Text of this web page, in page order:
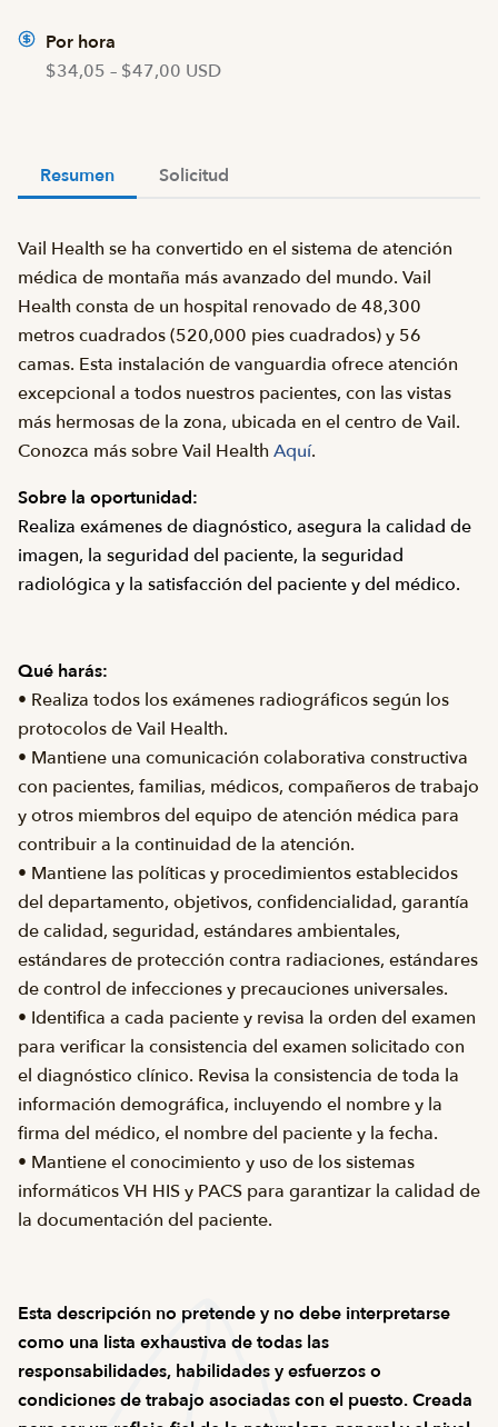
Por hora
$34,05 – $47,00 USD
Resumen Solicitud
Vail Health se ha convertido en el sistema de atención
médica de montaña más avanzado del mundo. Vail
Health consta de un hospital renovado de 48,300
metros cuadrados (520,000 pies cuadrados) y 56
camas. Esta instalación de vanguardia ofrece atención
excepcional a todos nuestros pacientes, con las vistas
más hermosas de la zona, ubicada en el centro de Vail.
Conozca más sobre Vail Health Aquí.
Sobre la oportunidad:
Realiza exámenes de diagnóstico, asegura la calidad de
imagen, la seguridad del paciente, la seguridad
radiológica y la satisfacción del paciente y del médico.
Qué harás:
• Realiza todos los exámenes radiográficos según los
protocolos de Vail Health.
• Mantiene una comunicación colaborativa constructiva
con pacientes, familias, médicos, compañeros de trabajo
y otros miembros del equipo de atención médica para
contribuir a la continuidad de la atención.
• Mantiene las políticas y procedimientos establecidos
del departamento, objetivos, confidencialidad, garantía
de calidad, seguridad, estándares ambientales,
estándares de protección contra radiaciones, estándares
de control de infecciones y precauciones universales.
• Identifica a cada paciente y revisa la orden del examen
para verificar la consistencia del examen solicitado con
el diagnóstico clínico. Revisa la consistencia de toda la
información demográfica, incluyendo el nombre y la
firma del médico, el nombre del paciente y la fecha.
• Mantiene el conocimiento y uso de los sistemas
informáticos VH HIS y PACS para garantizar la calidad de
la documentación del paciente.
Esta descripción no pretende y no debe interpretarse
como una lista exhaustiva de todas las
responsabilidades, habilidades y esfuerzos o
condiciones de trabajo asociadas con el puesto. Creada